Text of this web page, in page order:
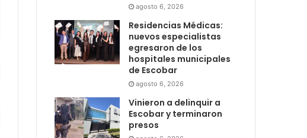
agosto 6, 2026
Residencias Médicas:
nuevos especialistas
egresaron de los
hospitales municipales
de Escobar
agosto 6, 2026
Vinieron a delinquir a
Escobar y terminaron
presos